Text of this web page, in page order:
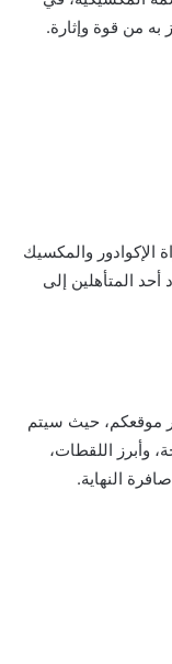
به من قوة وإثارة.
الإكوادور والمكسيك
المتأهلين إلى
موقعكم، حيث سيتم
وأبرز اللقطات،
النهاية.